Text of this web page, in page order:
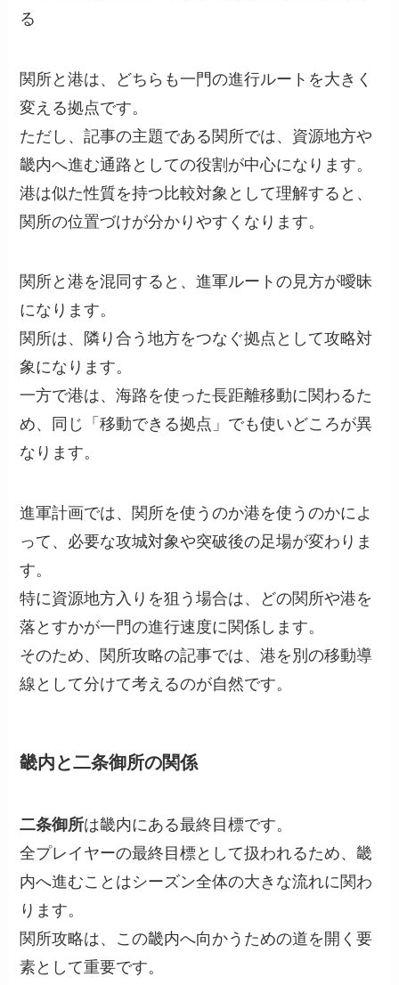
る
関所と港は、どちらも一門の進行ルートを大きく
変える拠点です。
ただし、記事の主題である関所では、資源地方や
畿内へ進む通路としての役割が中心になります。
港は似た性質を持つ比較対象として理解すると、
関所の位置づけが分かりやすくなります。
関所と港を混同すると、進軍ルートの見方が曖昧
になります。
関所は、隣り合う地方をつなぐ拠点として攻略対
象になります。
一方で港は、海路を使った長距離移動に関わるた
め、同じ「移動できる拠点」でも使いどころが異
なります。
進軍計画では、関所を使うのか港を使うのかによ
って、必要な攻城対象や突破後の足場が変わりま
す。
特に資源地方入りを狙う場合は、どの関所や港を
落とすかが一門の進行速度に関係します。
そのため、関所攻略の記事では、港を別の移動導
線として分けて考えるのが自然です。
畿内と二条御所の関係
二条御所は畿内にある最終目標です。
全プレイヤーの最終目標として扱われるため、畿
内へ進むことはシーズン全体の大きな流れに関わ
ります。
関所攻略は、この畿内へ向かうための道を開く要
素として重要です。